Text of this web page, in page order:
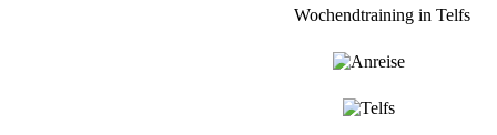
Wochendtraining in Telfs